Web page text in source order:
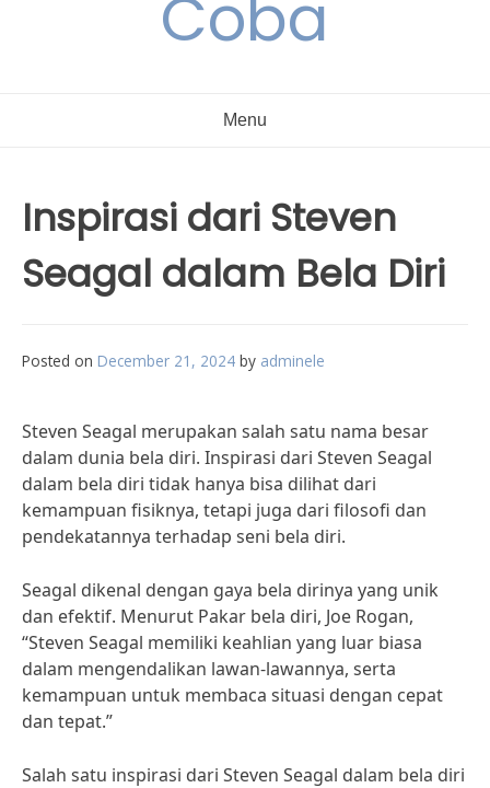
Coba
Menu
Inspirasi dari Steven
Seagal dalam Bela Diri
Posted on December 21, 2024 by adminele
Steven Seagal merupakan salah satu nama besar
dalam dunia bela diri. Inspirasi dari Steven Seagal
dalam bela diri tidak hanya bisa dilihat dari
kemampuan fisiknya, tetapi juga dari filosofi dan
pendekatannya terhadap seni bela diri.
Seagal dikenal dengan gaya bela dirinya yang unik
dan efektif. Menurut Pakar bela diri, Joe Rogan,
“Steven Seagal memiliki keahlian yang luar biasa
dalam mengendalikan lawan-lawannya, serta
kemampuan untuk membaca situasi dengan cepat
dan tepat.”
Salah satu inspirasi dari Steven Seagal dalam bela diri